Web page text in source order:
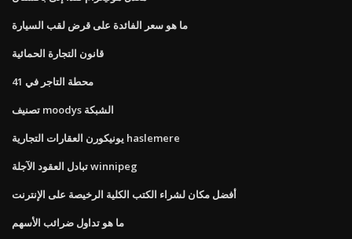
ما هو سعر الفائدة على قرض لقب السيارة
قانون التجارة الحمائية
محطة التاجر في 41
تصنيف moodys الشبكة
يونيكورن العقارات التجارية haslemere
تبادل العقود الآجلة winnipeg
أفضل مكان لشراء الكتب الكلية الرخيصة على الإنترنت
ما هو تداول ضرائب الأسهم